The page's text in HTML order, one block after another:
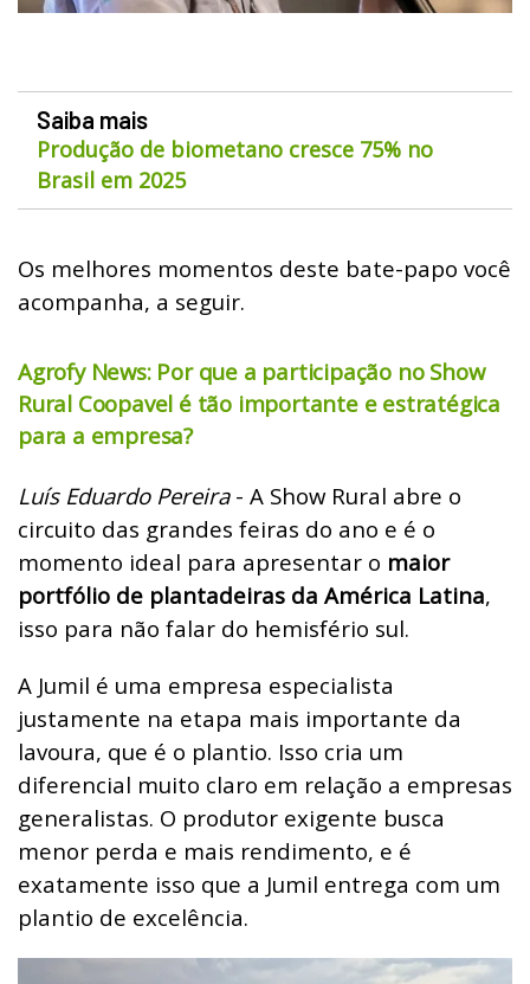
Saiba mais
Produção de biometano cresce 75% no
Brasil em 2025
Os melhores momentos deste bate-papo você
acompanha, a seguir.
Agrofy News: Por que a participação no Show
Rural Coopavel é tão importante e estratégica
para a empresa?
Luís Eduardo Pereira- A Show Rural abre o
circuito das grandes feiras do ano e é o
momento ideal para apresentar o maior
portfólio de plantadeiras da América Latina,
isso para não falar do hemisfério sul.
A Jumil é uma empresa especialista
justamente na etapa mais importante da
lavoura, que é o plantio. Isso cria um
diferencial muito claro em relação a empresas
generalistas. O produtor exigente busca
menor perda e mais rendimento, e é
exatamente isso que a Jumil entrega com um
plantio de excelência.